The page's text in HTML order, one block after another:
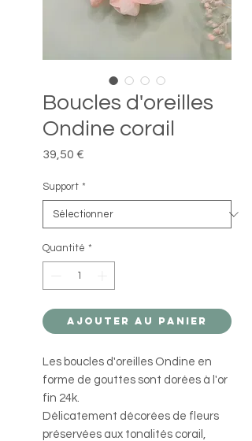
Boucles d'oreilles
Ondine corail
39,50 €
Support *
Quantité *
Ajouter au panier
Les boucles d'oreilles Ondine en
forme de gouttes sont dorées à l'or
fin 24k.
Délicatement décorées de fleurs
préservées aux tonalités corail,